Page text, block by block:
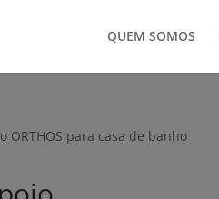
QUEM SOMOS
ORTHOS para casa de banho